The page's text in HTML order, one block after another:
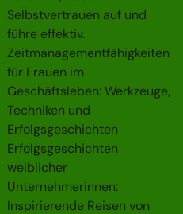
Selbstvertrauen auf und
führe effektiv.
Zeitmanagementfähigkeiten
für Frauen im
Geschäftsleben: Werkzeuge,
Techniken und
Erfolgsgeschichten
Erfolgsgeschichten
weiblicher
Unternehmerinnen:
Inspirierende Reisen von